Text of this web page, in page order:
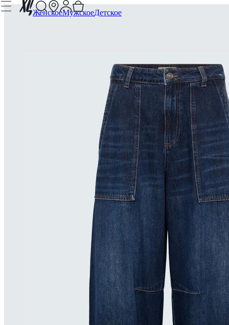
ЖенскоеМужскоеДетское